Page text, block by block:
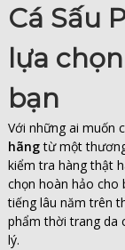
Cá Sấu
lựa
bạn
Với những ai muốn
hãngtừ một
kiểm tra hàng thật
chọn hoàn hảo cho
tiếng lâu năm trên
phẩm thời trang da
lý.